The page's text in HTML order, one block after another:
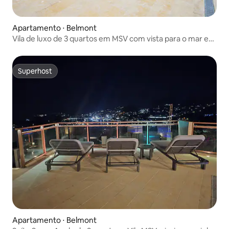
Apartamento ⋅ Belmont
Vila de luxo de 3 quartos em MSV com vista para o mar e
Superhost
Superhost
Apartamento ⋅ Belmont